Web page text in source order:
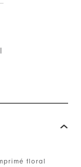
floral